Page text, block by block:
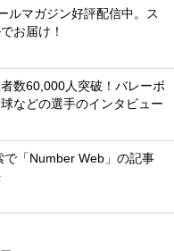
ルマガジン好評配信中。ス
お届け！
数60,000人突破！バレーボ
などの選手のインタビュー
で「Number Web」の記事